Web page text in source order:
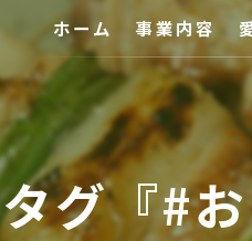
ホーム 事業内容
タグ『#